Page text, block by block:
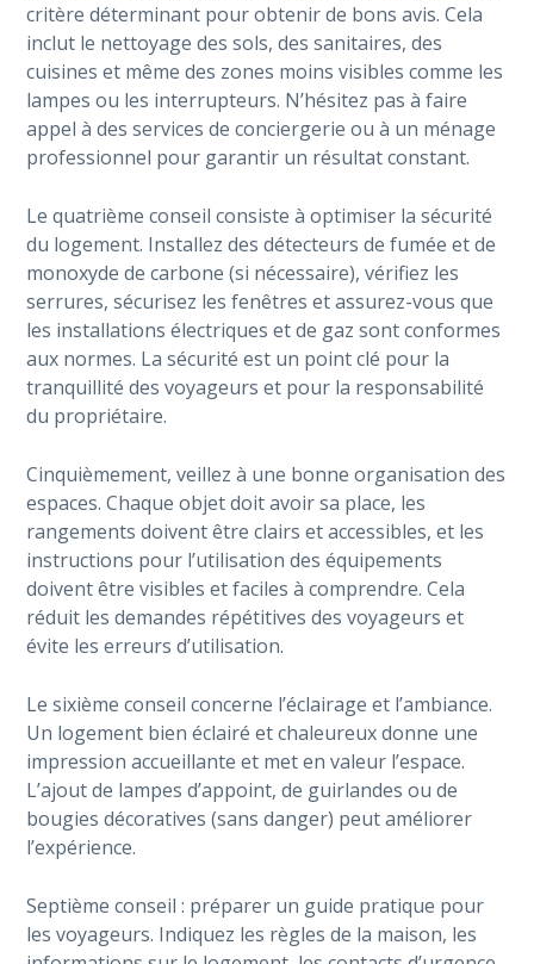
critère déterminant pour obtenir de bons avis. Cela
inclut le nettoyage des sols, des sanitaires, des
cuisines et même des zones moins visibles comme les
lampes ou les interrupteurs. N’hésitez pas à faire
appel à des services de conciergerie ou à un ménage
professionnel pour garantir un résultat constant.
Le quatrième conseil consiste à optimiser la sécurité
du logement. Installez des détecteurs de fumée et de
monoxyde de carbone (si nécessaire), vérifiez les
serrures, sécurisez les fenêtres et assurez-vous que
les installations électriques et de gaz sont conformes
aux normes. La sécurité est un point clé pour la
tranquillité des voyageurs et pour la responsabilité
du propriétaire.
Cinquièmement, veillez à une bonne organisation des
espaces. Chaque objet doit avoir sa place, les
rangements doivent être clairs et accessibles, et les
instructions pour l’utilisation des équipements
doivent être visibles et faciles à comprendre. Cela
réduit les demandes répétitives des voyageurs et
évite les erreurs d’utilisation.
Le sixième conseil concerne l’éclairage et l’ambiance.
Un logement bien éclairé et chaleureux donne une
impression accueillante et met en valeur l’espace.
L’ajout de lampes d’appoint, de guirlandes ou de
bougies décoratives (sans danger) peut améliorer
l’expérience.
Septième conseil : préparer un guide pratique pour
les voyageurs. Indiquez les règles de la maison, les